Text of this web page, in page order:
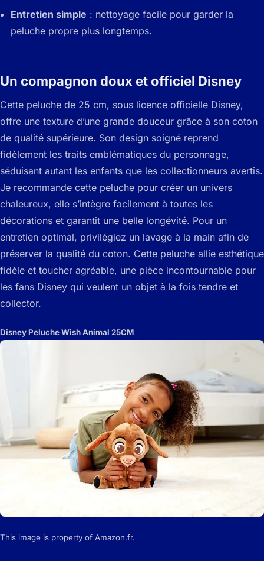
Entretien simple : nettoyage facile pour garder la
peluche propre plus longtemps.
Un compagnon doux et officiel Disney
Cette peluche de 25 cm, sous licence officielle Disney,
offre une texture d’une grande douceur grâce à son coton
de qualité supérieure. Son design soigné reprend
fidèlement les traits emblématiques du personnage,
séduisant autant les enfants que les collectionneurs avertis.
Je recommande cette peluche pour créer un univers
chaleureux, elle s’intègre facilement à toutes les
décorations et garantit une belle longévité. Pour un
entretien optimal, privilégiez un lavage à la main afin de
préserver la qualité du coton. Cette peluche allie esthétique
fidèle et toucher agréable, une pièce incontournable pour
les fans Disney qui veulent un objet à la fois tendre et
collector.
Disney Peluche Wish Animal 25CM
This image is property of Amazon.fr.